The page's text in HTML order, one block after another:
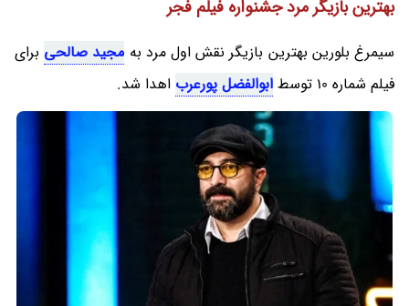
بهترین بازیگر مرد جشنواره فیلم فجر
سیمرغ بلورین بهترین بازیگر نقش اول مرد به مجید صالحی برای
فیلم شماره 10 توسط
ابوالفضل پورعرب اهدا شد.